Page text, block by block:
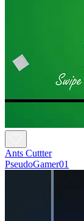
Ants Cuttter
PseudoGamer01